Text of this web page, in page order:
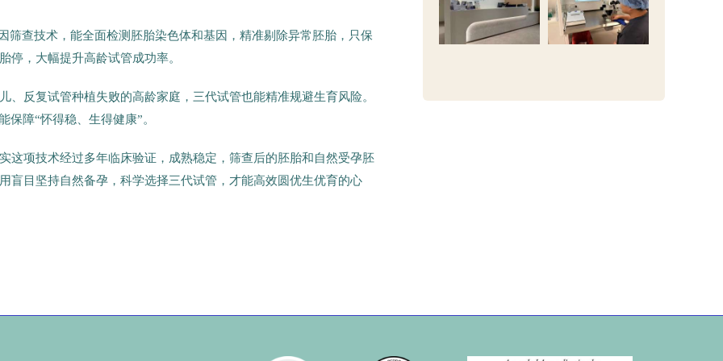
筛查技术，能全面检测胚胎染色体和基因，精准剔除异常胚胎，只保
停，大幅提升高龄试管成功率。
反复试管种植失败的高龄家庭，三代试管也能精准规避生育风险。
障“怀得稳、生得健康”。
这项技术经过多年临床验证，成熟稳定，筛查后的胚胎和自然受孕胚
盲目坚持自然备孕，科学选择三代试管，才能高效圆优生优育的心